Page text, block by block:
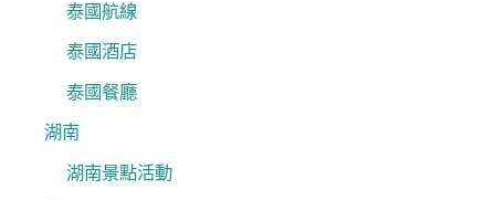
泰國航線
泰國酒店
泰國餐廳
湖南
湖南景點活動